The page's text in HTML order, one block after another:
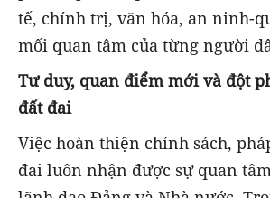
tế, chính trị, văn hóa, an ninh-
mối quan tâm của từng người
Tư duy, quan điểm mới và đột
đất đai
Việc hoàn thiện chính sách,
đai luôn nhận được sự quan